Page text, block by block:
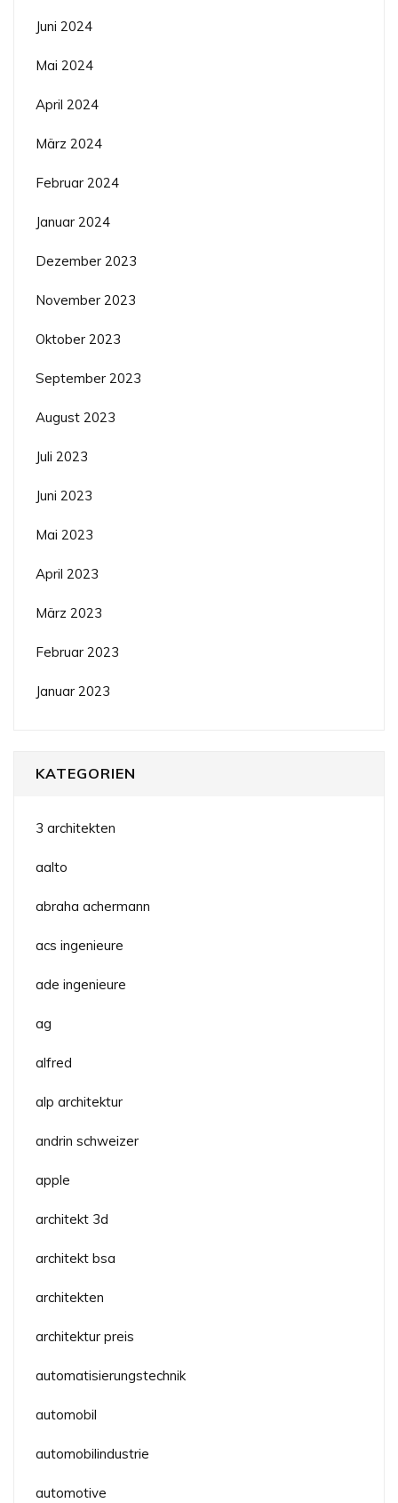
Juni 2024
Mai 2024
April 2024
März 2024
Februar 2024
Januar 2024
Dezember 2023
November 2023
Oktober 2023
September 2023
August 2023
Juli 2023
Juni 2023
Mai 2023
April 2023
März 2023
Februar 2023
Januar 2023
KATEGORIEN
3 architekten
aalto
abraha achermann
acs ingenieure
ade ingenieure
ag
alfred
alp architektur
andrin schweizer
apple
architekt 3d
architekt bsa
architekten
architektur preis
automatisierungstechnik
automobil
automobilindustrie
automotive